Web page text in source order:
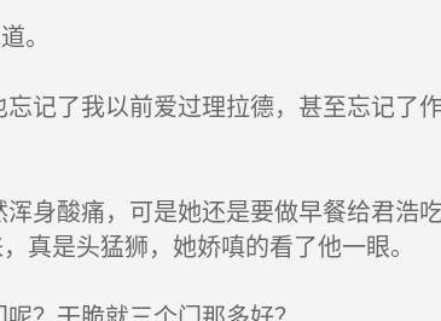
。
记了我以前爱过理拉德，甚至忘记了
身酸痛，可是她还是要做早餐给君浩
真是头猛狮，她娇嗔的看了他一眼。